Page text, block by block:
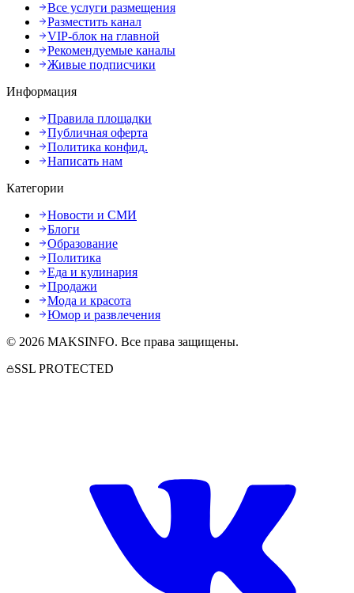
Все услуги размещения
Разместить канал
VIP-блок на главной
Рекомендуемые каналы
Живые подписчики
Информация
Правила площадки
Публичная оферта
Политика конфид.
Написать нам
Категории
Новости и СМИ
Блоги
Образование
Политика
Еда и кулинария
Продажи
Мода и красота
Юмор и развлечения
© 2026 MAKSINFO. Все права защищены.
SSL PROTECTED